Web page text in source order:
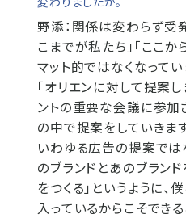
野添： 関係は変わらず受
こまでが私たち」「ここ
マット的ではなくなって
「オリエンに対して提案し
ントの重要な会議に参加
の中で提案をしていきま
いわゆる広告の提案では
のブランドとあのブラン
をつくる」というように、
入っているからこそでき